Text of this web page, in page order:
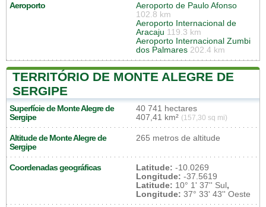
Aeroporto
Aeroporto de Paulo Afonso
102.8 km
Aeroporto Internacional de
Aracaju 119.3 km
Aeroporto Internacional Zumbi
dos Palmares 202.4 km
TERRITÓRIO DE MONTE ALEGRE DE
SERGIPE
Superfície de Monte Alegre de
Sergipe
40 741 hectares
407,41 km² (157,30 sq mi)
Altitude de Monte Alegre de
Sergipe
265 metros de altitude
Coordenadas geográficas Latitude: -10.0269
Longitude: -37.5619
Latitude: 10° 1' 37'' Sul,
Longitude: 37° 33' 43'' Oeste